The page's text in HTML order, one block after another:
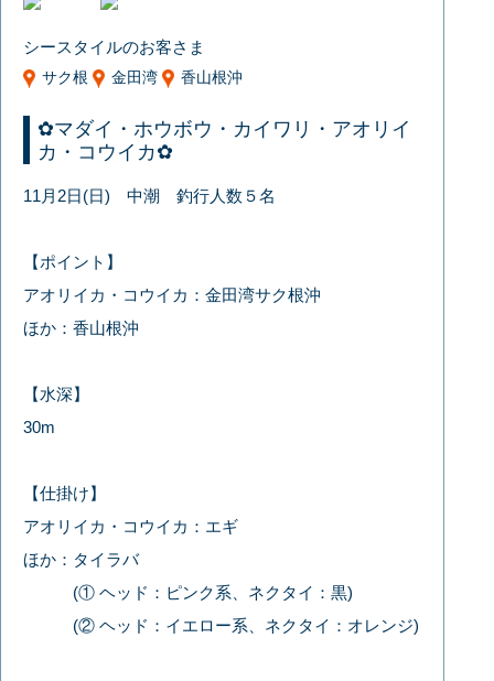
シースタイルのお客さま
サク根 金田湾 香山根沖
✿マダイ・ホウボウ・カイワリ・アオリイ
カ・コウイカ✿
11月2日(日) 中潮 釣行人数５名
【ポイント】
アオリイカ・コウイカ：金田湾サク根沖
ほか：香山根沖
【水深】
30m
【仕掛け】
アオリイカ・コウイカ：エギ
ほか：タイラバ
(① ヘッド：ピンク系、ネクタイ：黒)
(② ヘッド：イエロー系、ネクタイ：オレンジ)